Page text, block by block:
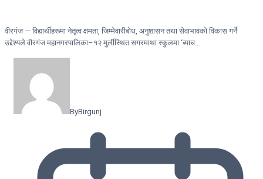
वीरगंज — विद्यार्थीहरूमा नेतृत्व क्षमता, जिम्मेवारीबोध, अनुशासन तथा सेवाभावको विकास गर्ने
उद्देश्यले वीरगंज महानगरपालिका–१२ मुर्लीस्थित सगरमाथा स्कुलमा ‘ब्याच…
ByBirgunj